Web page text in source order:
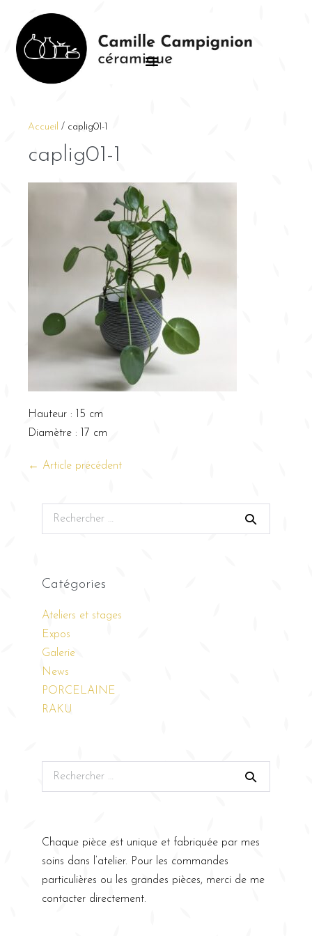
Accueil / caplig01-1
caplig01-1
Hauteur : 15 cm
Diamètre : 17 cm
← Article précédent
Catégories
Ateliers et stages
Expos
Galerie
News
PORCELAINE
RAKU
Chaque pièce est unique et fabriquée par mes
soins dans l’atelier. Pour les commandes
particulières ou les grandes pièces, merci de me
contacter directement.